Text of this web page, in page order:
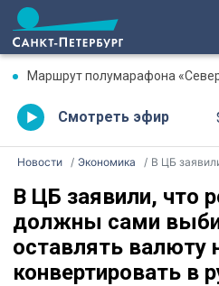
Маршрут полумарафона «Северная столица»: где в
Смотреть эфир
Новости Экономика В ЦБ заявили, что россияне
В ЦБ заявили, что
должны сами
оставлять валюту
конвертировать в